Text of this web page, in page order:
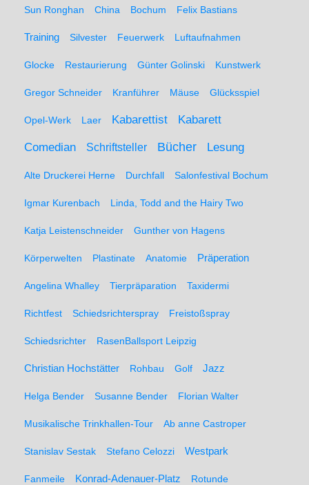
Sun Ronghan China Bochum Felix Bastians
Training Silvester Feuerwerk Luftaufnahmen
Glocke Restaurierung Günter Golinski Kunstwerk
Gregor Schneider Kranführer Mäuse Glücksspiel
Opel-Werk Laer Kabarettist
Kabarett
Comedian
Schriftsteller Bücher Lesung
Alte Druckerei Herne Durchfall Salonfestival Bochum
Igmar Kurenbach Linda, Todd and the Hairy Two
Katja Leistenschneider Gunther von Hagens
Körperwelten Plastinate Anatomie Präperation
Angelina Whalley Tierpräparation Taxidermi
Richtfest Schiedsrichterspray Freistoßspray
Schiedsrichter RasenBallsport Leipzig
Christian Hochstätter Rohbau Golf Jazz
Helga Bender Susanne Bender Florian Walter
Musikalische Trinkhallen-Tour Ab anne Castroper
Stanislav Sestak Stefano Celozzi Westpark
Fanmeile Konrad-Adenauer-Platz Rotunde